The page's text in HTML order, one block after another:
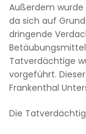
Außerdem
da sich auf
dringende
Tatverdächtige
vorgeführt.
Frankenthal
Die